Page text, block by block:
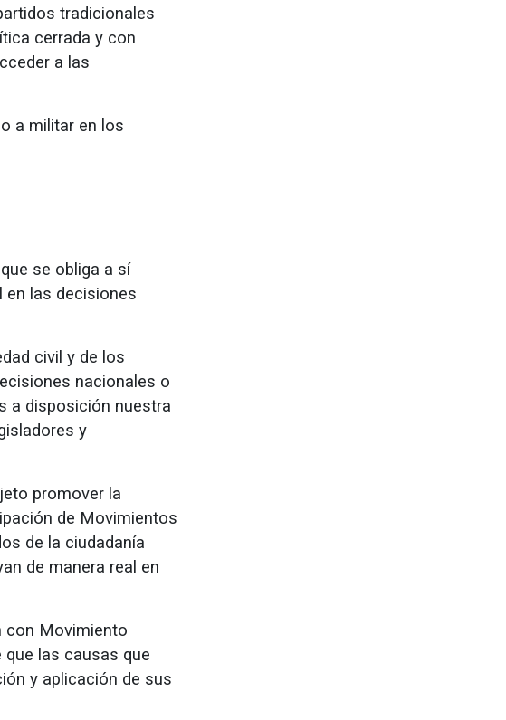
tradicionales
cerrada y con
a las
a militar en los
se obliga a sí
en las decisiones
civil y de los
nacionales o
a disposición nuestra
y
promover la
de Movimientos
de la ciudadanía
de manera real en
con Movimiento
que las causas que
y aplicación de sus